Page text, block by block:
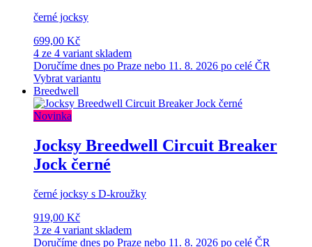
černé jocksy
699,00 Kč
4 ze 4 variant skladem
Doručíme dnes po Praze nebo 11. 8. 2026 po celé ČR
Vybrat variantu
Breedwell
Novinka
Jocksy Breedwell Circuit Breaker
Jock černé
černé jocksy s D-kroužky
919,00 Kč
3 ze 4 variant skladem
Doručíme dnes po Praze nebo 11. 8. 2026 po celé ČR